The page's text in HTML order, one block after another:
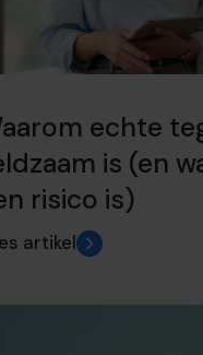
echte
is (en
risico is)
artikel